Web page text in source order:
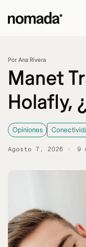
Por Ana Rivera
Manet
Holafly,
Opiniones
Agosto 7, 2026 9